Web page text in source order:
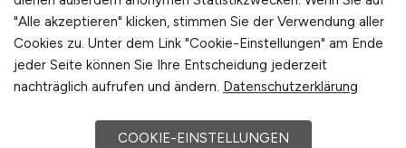
"Alle akzeptieren" klicken, stimmen Sie der Verwendung aller
Cookies zu. Unter dem Link "Cookie-Einstellungen" am Ende
jeder Seite können Sie Ihre Entscheidung jederzeit
nachträglich aufrufen und ändern. Datenschutzerklärung
COOKIE-EINSTELLUNGEN